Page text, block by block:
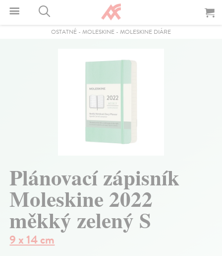
OSTATNÉ - MOLESKINE - MOLESKINE DIÁRE
Plánovací zápisník
Moleskine 2022
měkký zelený S
9 x 14 cm